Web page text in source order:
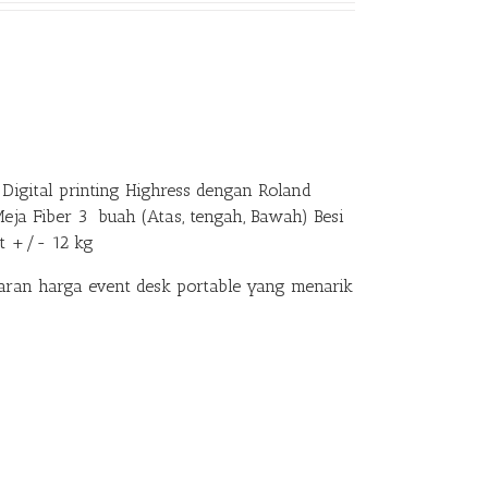
printing Highress dengan Roland
Fiber 3 buah (Atas, tengah, Bawah) Besi
+/- 12 kg
harga event desk portable yang menarik